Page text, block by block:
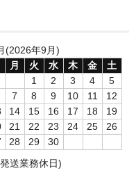
(2026年9月)
月 火 水 木 金
土
1
2 3 4
5
7 8 9 10 11
12
14 15 16 17 18
19
21 22 23 24 25
26
28 29
30
発送業務休日)